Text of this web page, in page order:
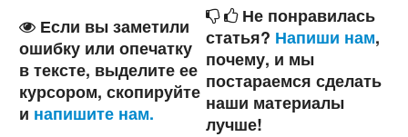
Если вы заметили
ошибку или опечатку
в тексте, выделите ее
курсором, скопируйте
и напишите нам.
Не понравилась
статья? Напиши нам,
почему, и мы
постараемся сделать
наши материалы
лучше!